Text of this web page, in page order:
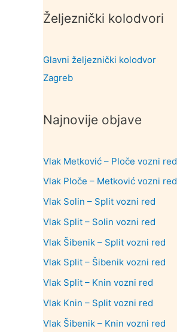
Željeznički kolodvori
Glavni željeznički kolodvor
Zagreb
Najnovije objave
Vlak Metković – Ploče vozni red
Vlak Ploče – Metković vozni red
Vlak Solin – Split vozni red
Vlak Split – Solin vozni red
Vlak Šibenik – Split vozni red
Vlak Split – Šibenik vozni red
Vlak Split – Knin vozni red
Vlak Knin – Split vozni red
Vlak Šibenik – Knin vozni red